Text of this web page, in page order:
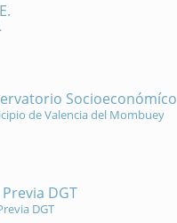
Socioeconómíco
de Valencia del Mombuey
DGT
DGT